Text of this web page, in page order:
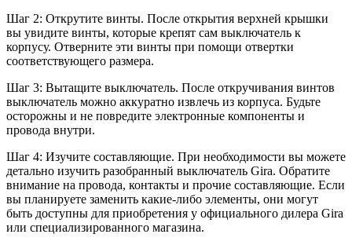
Шаг 2: Открутите винты. После открытия верхней крышки
вы увидите винты, которые крепят сам выключатель к
корпусу. Отверните эти винты при помощи отвертки
соответствующего размера.
Шаг 3: Вытащите выключатель. После откручивания винтов
выключатель можно аккуратно извлечь из корпуса. Будьте
осторожны и не повредите электронные компоненты и
провода внутри.
Шаг 4: Изучите составляющие. При необходимости вы можете
детально изучить разобранный выключатель Gira. Обратите
внимание на провода, контакты и прочие составляющие. Если
вы планируете заменить какие-либо элементы, они могут
быть доступны для приобретения у официального дилера Gira
или специализированного магазина.